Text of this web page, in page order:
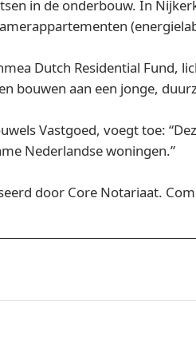
in de onderbouw. In
Dutch Residential Fund,
bouwen aan een jonge,
Vastgoed, voegt toe:
Nederlandse woningen.”
door Core Notariaat.